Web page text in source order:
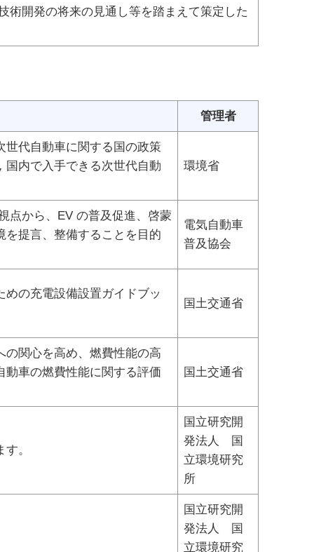
術開発の将来の見通し等を踏まえて策定した
管理者
世代自動車に関する国の政策
国内で入手できる次世代自動
環境省
点から、EV の普及促進、啓蒙
を提言、整備することを目的
電気自動車
普及協会
の充電設備設置ガイドブッ
国土交通省
の関心を高め、燃費性能の高
動車の燃費性能に関する評価
国土交通省
。
国立研究開
発法人 国
立環境研究
所
国立研究開
発法人 国
立環境研究